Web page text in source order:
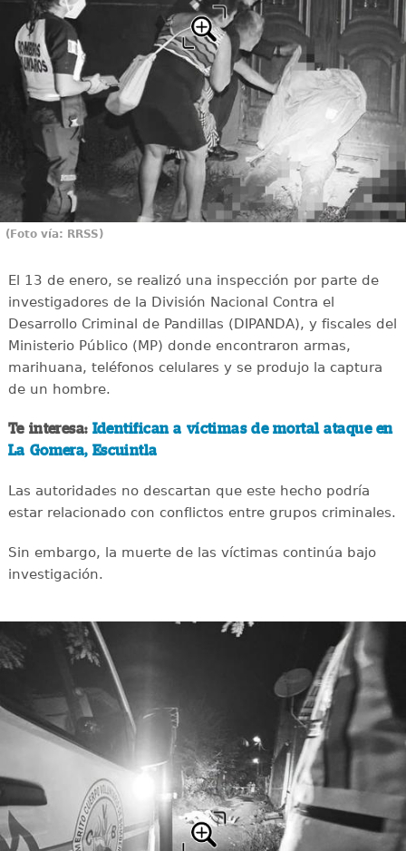
(Foto vía: RRSS)
El 13 de enero, se realizó una inspección por parte de
investigadores de la División Nacional Contra el
Desarrollo Criminal de Pandillas (DIPANDA), y fiscales del
Ministerio Público (MP) donde encontraron armas,
marihuana, teléfonos celulares y se produjo la captura
de un hombre.
Te interesa: Identifican a víctimas de mortal ataque en
La Gomera, Escuintla
Las autoridades no descartan que este hecho podría
estar relacionado con conflictos entre grupos criminales.
Sin embargo, la muerte de las víctimas continúa bajo
investigación.